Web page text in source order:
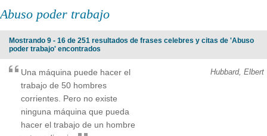
Abuso poder trabajo
Mostrando 9 - 16 de 251 resultados de frases celebres y citas de 'Abuso
poder trabajo' encontrados
Hubbard, Elbert
Una máquina puede hacer el
trabajo de 50 hombres
corrientes. Pero no existe
ninguna máquina que pueda
hacer el trabajo de un hombre